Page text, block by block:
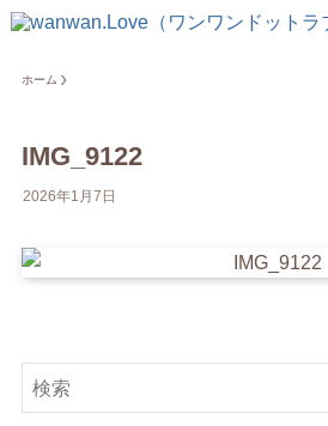
ホーム
IMG_9122
2026年1月7日